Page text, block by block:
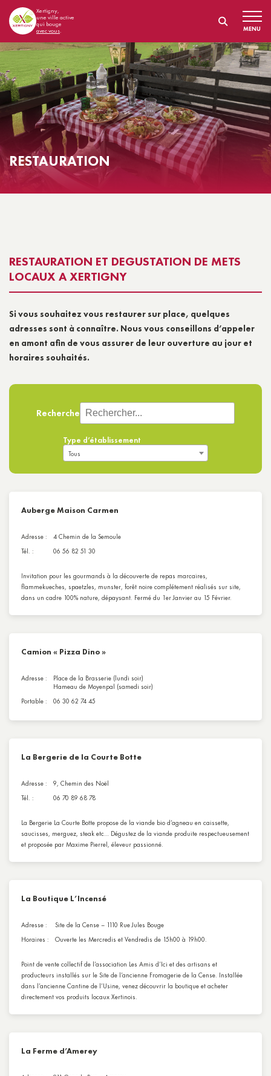
Xertigny,
une ville active
qui bouge
avec vous. MENU
RESTAURATION
RESTAURATION ET DEGUSTATION DE METS
LOCAUX A XERTIGNY
Si vous souhaitez vous restaurer sur place, quelques
adresses sont à connaître. Nous vous conseillons d’appeler
en amont afin de vous assurer de leur ouverture au jour et
horaires souhaités.
Recherche
Type d’établissement
Tous
Auberge Maison Carmen
Adresse :
4 Chemin de la Semoule
Tél. :
06 56 82 51 30
Invitation pour les gourmands à la découverte de repas marcaires,
flammekueches, spaetzles, munster, forêt noire complétement réalisés sur site,
dans un cadre 100% nature, dépaysant. Fermé du 1er Janvier au 15 Février.
Camion « Pizza Dino »
Adresse :
Place de la Brasserie (lundi soir)
Hameau de Moyenpal (samedi soir)
Portable :
06 30 62 74 45
La Bergerie de la Courte Botte
Adresse :
9, Chemin des Noël
Tél. :
06 70 89 68 78
La Bergerie La Courte Botte propose de la viande bio d’agneau en caissette,
saucisses, merguez, steak etc… Dégustez de la viande produite respectueusement
et proposée par Maxime Pierrel, éleveur passionné.
La Boutique L’Incensé
Adresse :
Site de la Cense – 1110 Rue Jules Bouge
Horaires :
Ouverte les Mercredis et Vendredis de 15h00 à 19h00.
Point de vente collectif de l’association Les Amis d’Ici et des artisans et
producteurs installés sur le Site de l’ancienne Fromagerie de la Cense. Installée
dans l’ancienne Cantine de l’Usine, venez découvrir la boutique et acheter
directement vos produits locaux Xertinois.
La Ferme d’Amerey